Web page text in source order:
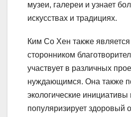
музеи, галереи и узнает
искусствах и традициях.
Ким Со Хен также
сторонником
участвует в различных
нуждающимся. Она также
экологические инициативы
популяризирует здоровый